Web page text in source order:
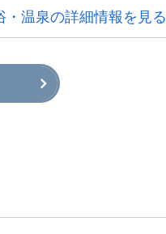
・温泉の詳細情報を見る